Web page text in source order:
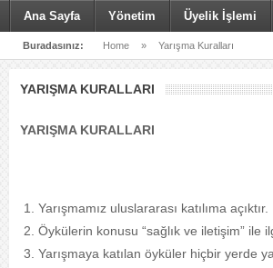
Ana Sayfa Yönetim Üyelik İşlemi
Buradasınız: Home » Yarışma Kuralları
YARIŞMA KURALLARI
YARIŞMA KURALLARI
Yarışmamız uluslararası katılıma
Öykülerin konusu “sağlık ve iletişim” ile
Yarışmaya katılan öyküler hiçbir yerde